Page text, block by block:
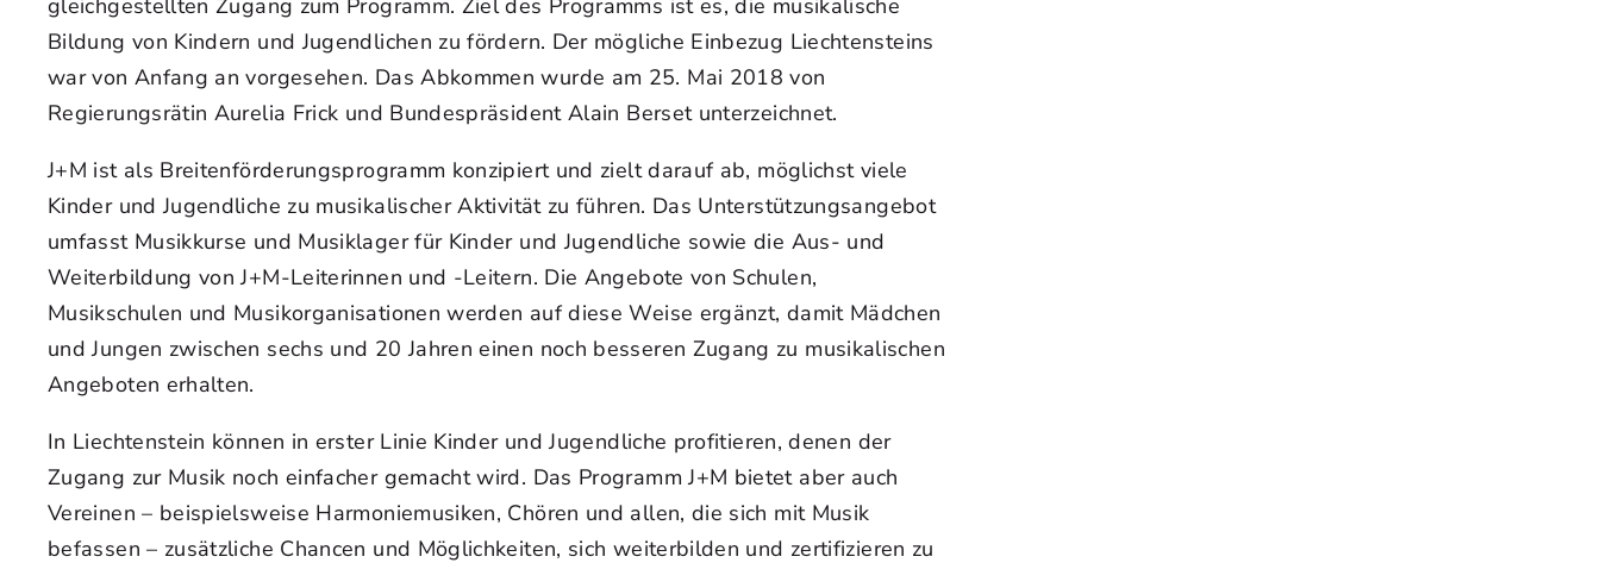
gleichgestellten Zugang zum Programm. Ziel des Programms ist es, die musikalische
Bildung von Kindern und Jugendlichen zu fördern. Der mögliche Einbezug Liechtensteins
war von Anfang an vorgesehen. Das Abkommen wurde am 25. Mai 2018 von
Regierungsrätin Aurelia Frick und Bundespräsident Alain Berset unterzeichnet.
J+M ist als Breitenförderungsprogramm konzipiert und zielt darauf ab, möglichst viele
Kinder und Jugendliche zu musikalischer Aktivität zu führen. Das Unterstützungsangebot
umfasst Musikkurse und Musiklager für Kinder und Jugendliche sowie die Aus- und
Weiterbildung von J+M-Leiterinnen und -Leitern. Die Angebote von Schulen,
Musikschulen und Musikorganisationen werden auf diese Weise ergänzt, damit Mädchen
und Jungen zwischen sechs und 20 Jahren einen noch besseren Zugang zu musikalischen
Angeboten erhalten.
In Liechtenstein können in erster Linie Kinder und Jugendliche profitieren, denen der
Zugang zur Musik noch einfacher gemacht wird. Das Programm J+M bietet aber auch
Vereinen – beispielsweise Harmoniemusiken, Chören und allen, die sich mit Musik
befassen – zusätzliche Chancen und Möglichkeiten, sich weiterbilden und zertifizieren zu